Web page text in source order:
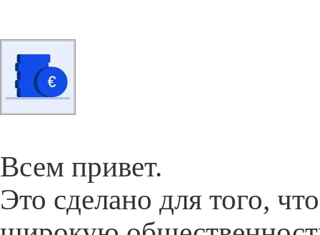
Всем привет.
Это сделано для того,